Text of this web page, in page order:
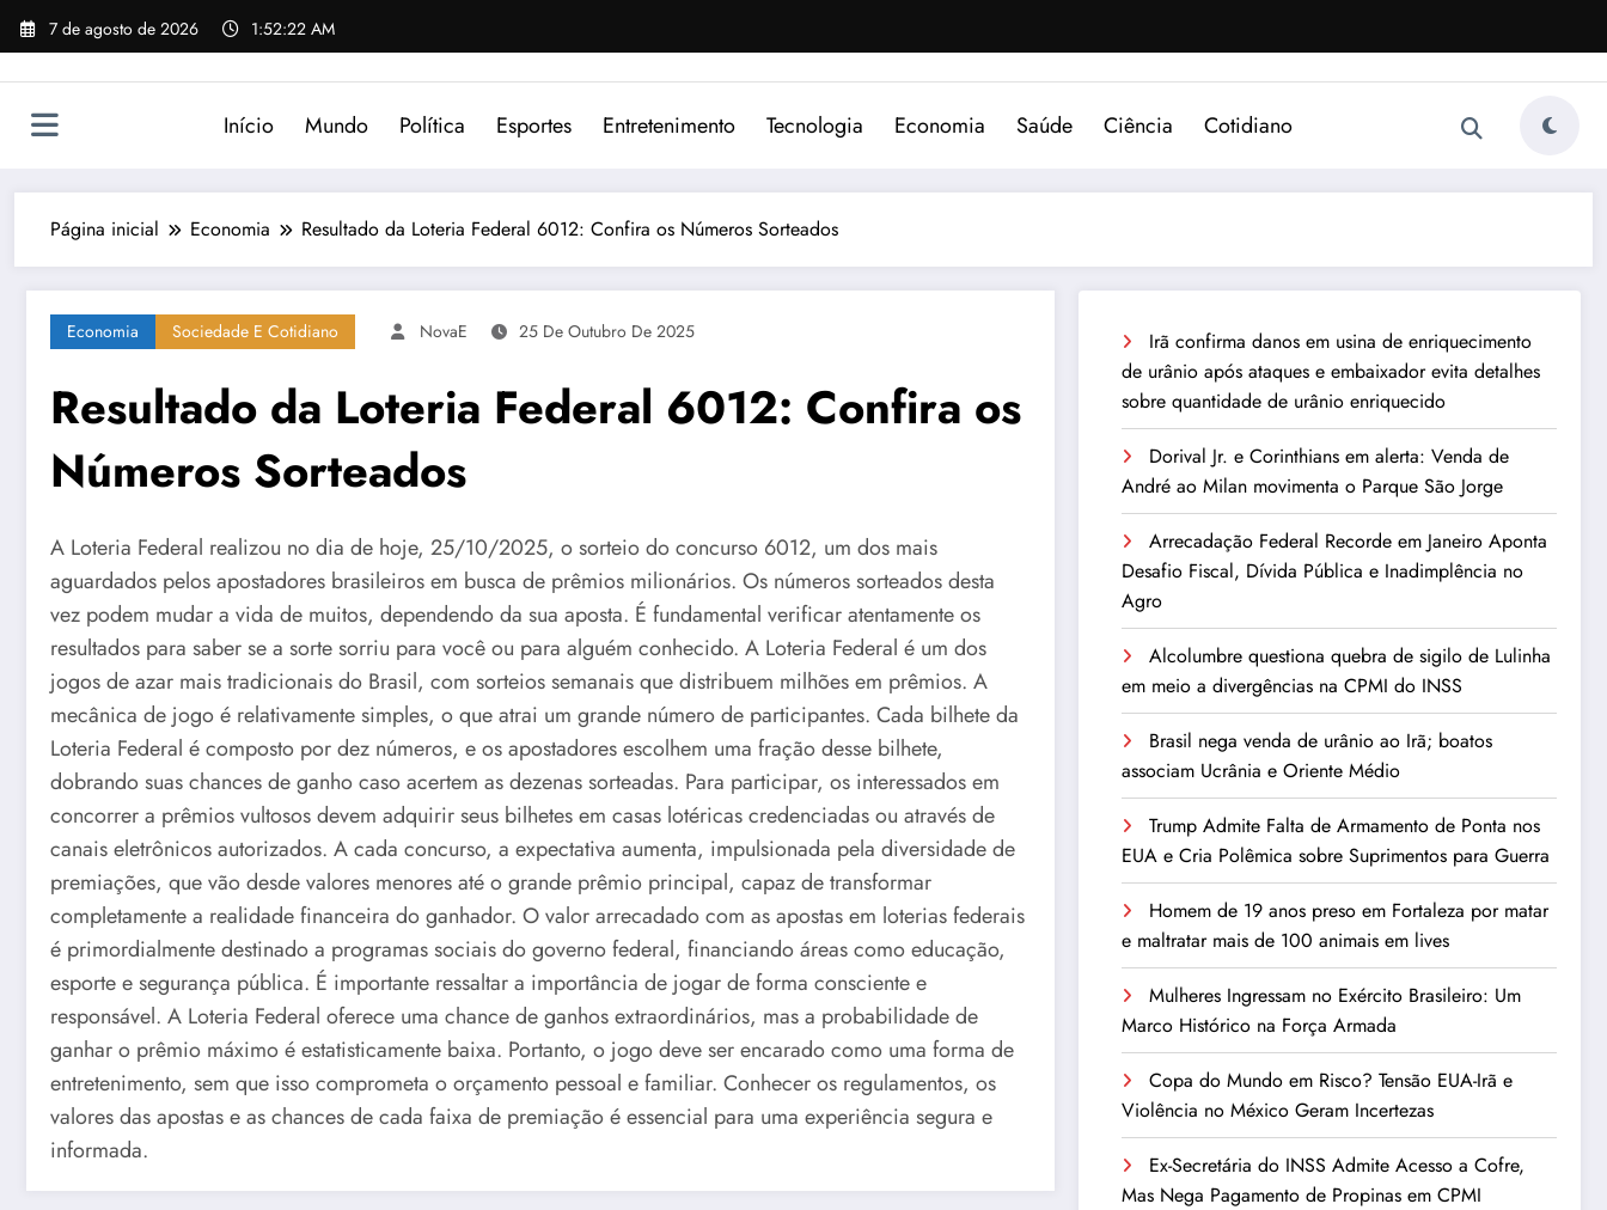
Pular
para
7 de agosto de 2026 1:52:22 AM
Início Mundo Política Esportes Entretenimento Tecnologia Economia Saúde Ciência Cotidiano
Página inicial Economia Resultado da Loteria Federal 6012: Confira os Números Sorteados
Economia Sociedade E Cotidiano NovaE 25 De Outubro De 2025
Resultado da Loteria Federal 6012: Confira os
Números Sorteados
A Loteria Federal realizou no dia de hoje, 25/10/2025, o sorteio do concurso 6012, um dos mais
aguardados pelos apostadores brasileiros em busca de prêmios milionários. Os números sorteados desta
vez podem mudar a vida de muitos, dependendo da sua aposta. É fundamental verificar atentamente os
resultados para saber se a sorte sorriu para você ou para alguém conhecido. A Loteria Federal é um dos
jogos de azar mais tradicionais do Brasil, com sorteios semanais que distribuem milhões em prêmios. A
mecânica de jogo é relativamente simples, o que atrai um grande número de participantes. Cada bilhete da
Loteria Federal é composto por dez números, e os apostadores escolhem uma fração desse bilhete,
dobrando suas chances de ganho caso acertem as dezenas sorteadas. Para participar, os interessados em
concorrer a prêmios vultosos devem adquirir seus bilhetes em casas lotéricas credenciadas ou através de
canais eletrônicos autorizados. A cada concurso, a expectativa aumenta, impulsionada pela diversidade de
premiações, que vão desde valores menores até o grande prêmio principal, capaz de transformar
completamente a realidade financeira do ganhador. O valor arrecadado com as apostas em loterias federais
é primordialmente destinado a programas sociais do governo federal, financiando áreas como educação,
esporte e segurança pública. É importante ressaltar a importância de jogar de forma consciente e
responsável. A Loteria Federal oferece uma chance de ganhos extraordinários, mas a probabilidade de
ganhar o prêmio máximo é estatisticamente baixa. Portanto, o jogo deve ser encarado como uma forma de
entretenimento, sem que isso comprometa o orçamento pessoal e familiar. Conhecer os regulamentos, os
valores das apostas e as chances de cada faixa de premiação é essencial para uma experiência segura e
informada.
Irã confirma danos em usina de enriquecimento
de urânio após ataques e embaixador evita detalhes
sobre quantidade de urânio enriquecido
Dorival Jr. e Corinthians em alerta: Venda de
André ao Milan movimenta o Parque São Jorge
Arrecadação Federal Recorde em Janeiro Aponta
Desafio Fiscal, Dívida Pública e Inadimplência no
Agro
Alcolumbre questiona quebra de sigilo de Lulinha
em meio a divergências na CPMI do INSS
Brasil nega venda de urânio ao Irã; boatos
associam Ucrânia e Oriente Médio
Trump Admite Falta de Armamento de Ponta nos
EUA e Cria Polêmica sobre Suprimentos para Guerra
Homem de 19 anos preso em Fortaleza por matar
e maltratar mais de 100 animais em lives
Mulheres Ingressam no Exército Brasileiro: Um
Marco Histórico na Força Armada
Copa do Mundo em Risco? Tensão EUA-Irã e
Violência no México Geram Incertezas
Ex-Secretária do INSS Admite Acesso a Cofre,
Mas Nega Pagamento de Propinas em CPMI